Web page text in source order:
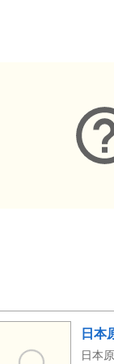
日本
日本